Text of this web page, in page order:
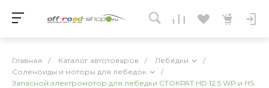
Главная / Каталог автотоваров / Лебедки
/
Соленоиды и моторы для лебедок
/
Запасной электромотор для лебедки СТОКРАТ HD 12.5 WP и HS